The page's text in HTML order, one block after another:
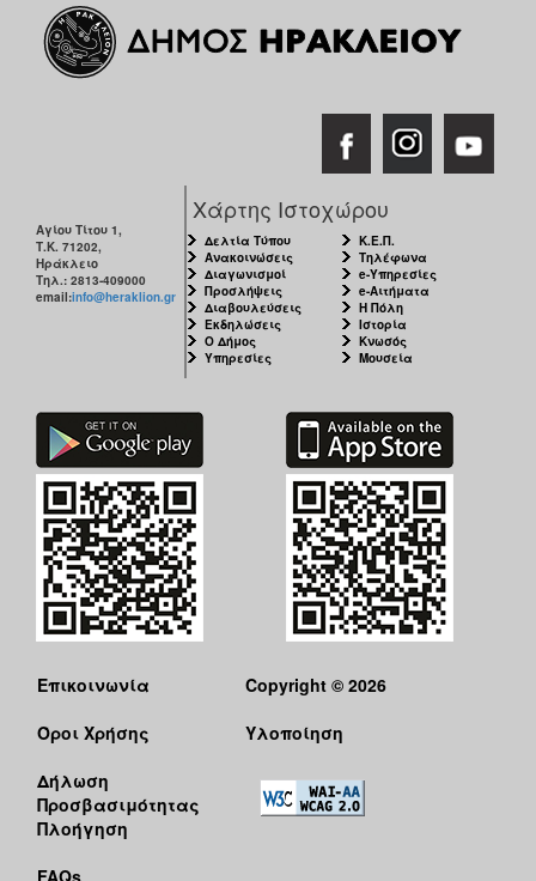
Αγίου Τίτου 1,
Τ.Κ. 71202,
Ηράκλειο
Τηλ.: 2813-409000
email:info@heraklion.gr
Χάρτης Ιστοχώρου
Δελτία Τύπου
Ανακοινώσεις
Διαγωνισμοί
Προσλήψεις
Διαβουλεύσεις
Εκδηλώσεις
Ο Δήμος
Υπηρεσίες
Κ.Ε.Π.
Τηλέφωνα
e-Υπηρεσίες
e-Αιτήματα
Η Πόλη
Ιστορία
Κνωσός
Μουσεία
Επικοινωνία
Όροι Χρήσης
Δήλωση
Προσβασιμότητας
Πλοήγηση
FAQs
Copyright © 2026
Υλοποίηση